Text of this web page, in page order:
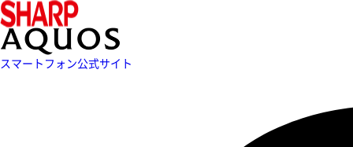
スマートフォン公式サイト